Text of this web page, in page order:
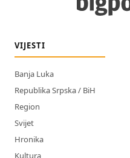
VIJESTI
Banja Luka
Republika Srpska / BiH
Region
Svijet
Hronika
Kultura